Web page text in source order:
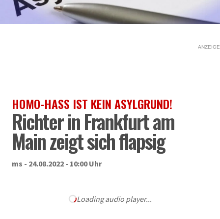
ANZEIGE
HOMO-HASS IST KEIN ASYLGRUND!
Richter in Frankfurt am
Main zeigt sich flapsig
ms - 24.08.2022 - 10:00 Uhr
Loading audio player...